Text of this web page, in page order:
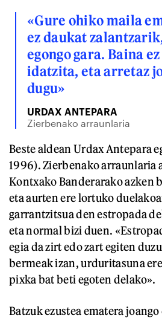
«Gure ohiko maila
ez daukat
egongo gara. Baina
idatzita, eta arretaz
dugu»
URDAX ANTEPARA
Zierbenako arraunlaria
Beste aldean Urdax Antepara
1996). Zierbenako arraunlaria
Kontxako Banderarako azken
eta aurten ere lortuko
garrantzitsua den estropada
eta normal bizi duen.
egia da zirt edo zart egiten
bermeak izan, urduritasuna
pixka bat beti egoten delako».
Batzuk ezustea ematera